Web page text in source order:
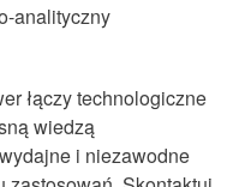
analityczny
łączy technologiczne
wiedzą
i niezawodne